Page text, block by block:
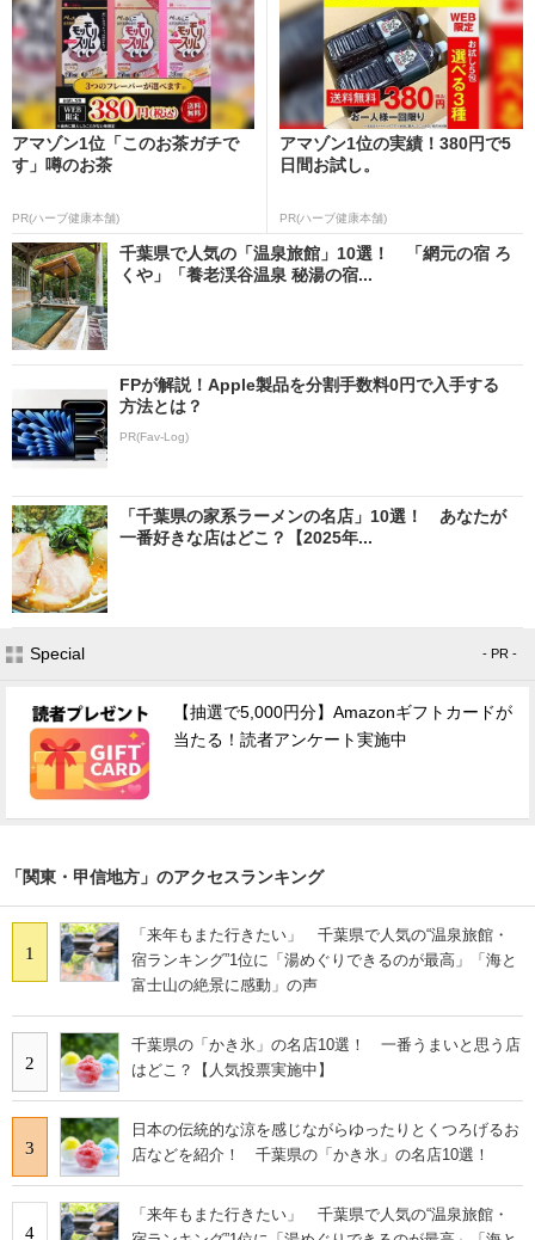
アマゾン1位「このお茶ガチで
す」噂のお茶
PR(ハーブ健康本舗)
アマゾン1位の実績！380円で5
日間お試し。
PR(ハーブ健康本舗)
千葉県で人気の「温泉旅館」10選！ 「網元の宿 ろ
くや」「養老渓谷温泉 秘湯の宿...
FPが解説！Apple製品を分割手数料0円で入手する
方法とは？
PR(Fav-Log)
「千葉県の家系ラーメンの名店」10選！ あなたが
一番好きな店はどこ？【2025年...
Special - PR -
【抽選で5,000円分】Amazonギフトカードが
当たる！読者アンケート実施中
「関東・甲信地方」のアクセスランキング
1
「来年もまた行きたい」 千葉県で人気の“温泉旅館・
宿ランキング”1位に「湯めぐりできるのが最高」「海と
富士山の絶景に感動」の声
2
千葉県の「かき氷」の名店10選！ 一番うまいと思う店
はどこ？【人気投票実施中】
3
日本の伝統的な涼を感じながらゆったりとくつろげるお
店などを紹介！ 千葉県の「かき氷」の名店10選！
4
「来年もまた行きたい」 千葉県で人気の“温泉旅館・